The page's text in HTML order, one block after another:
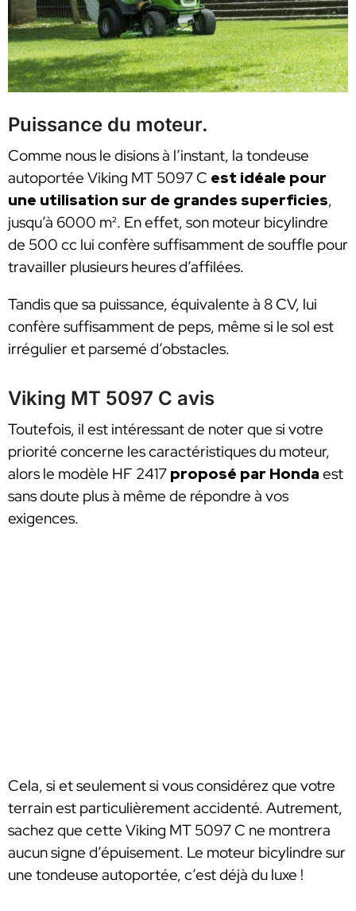
Puissance du moteur.
Comme nous le disions à l’instant, la tondeuse
autoportée Viking MT 5097 C est idéale pour
une utilisation sur de grandes superficies,
jusqu’à 6000 m². En effet, son moteur bicylindre
de 500 cc lui confère suffisamment de souffle pour
travailler plusieurs heures d’affilées.
Tandis que sa puissance, équivalente à 8 CV, lui
confère suffisamment de peps, même si le sol est
irrégulier et parsemé d’obstacles.
Viking MT 5097 C avis
Toutefois, il est intéressant de noter que si votre
priorité concerne les caractéristiques du moteur,
alors le modèle HF 2417 proposé par Honda est
sans doute plus à même de répondre à vos
exigences.
Cela, si et seulement si vous considérez que votre
terrain est particulièrement accidenté. Autrement,
sachez que cette Viking MT 5097 C ne montrera
aucun signe d’épuisement. Le moteur bicylindre sur
une tondeuse autoportée, c’est déjà du luxe !